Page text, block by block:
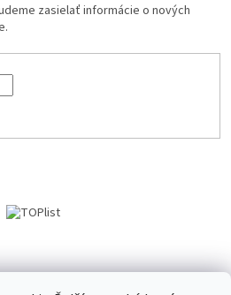
zasielať informácie o nových